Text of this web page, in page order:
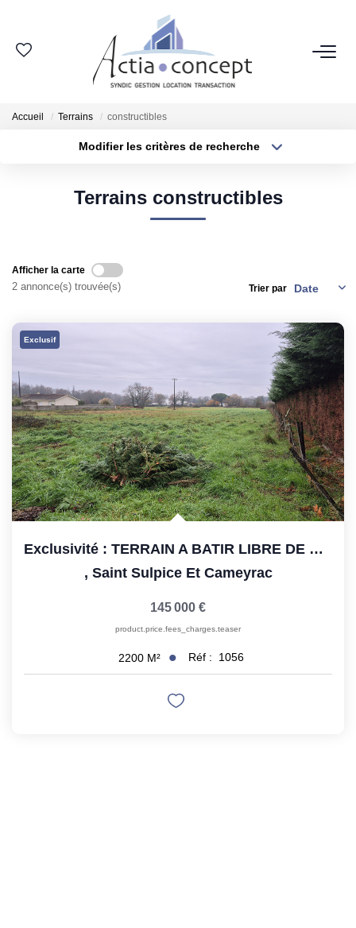
Notre Équipe
Nos Actualités
NOS MÉTIERS
Syndic
Gestion Locative
Transaction
Estimation
ESPACE CLIENT
Accueil Terrains constructibles
Modifier les critères de recherche
Type de bien
Créer une alerte
Terrains constructibles
Afficher la carte
2 annonce(s) trouvée(s) Trier par
Exclusif
Exclusivité : TERRAIN A BATIR LIBRE DE CONSTRUCTEUR
, Saint Sulpice Et Cameyrac
145 000 €
product.price.fees_charges.teaser
2200 M² Réf : 1056